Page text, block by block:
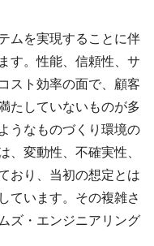
ムを実現することに伴
す。性能、信頼性、サ
スト効率の面で、顧客
たしていないものが多
うなものづくり環境の
、変動性、不確実性、
おり、当初の想定とは
ています。その複雑さ
ズ・エンジニアリング